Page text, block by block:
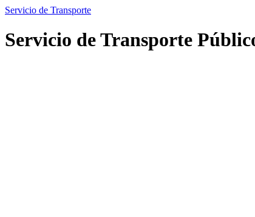
Servicio de Transporte
Servicio de Transporte